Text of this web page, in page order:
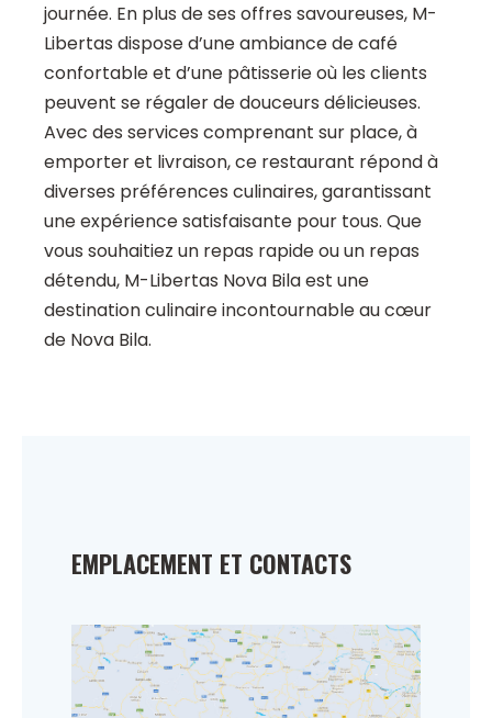
journée. En plus de ses offres savoureuses, M-
Libertas dispose d’une ambiance de café
confortable et d’une pâtisserie où les clients
peuvent se régaler de douceurs délicieuses.
Avec des services comprenant sur place, à
emporter et livraison, ce restaurant répond à
diverses préférences culinaires, garantissant
une expérience satisfaisante pour tous. Que
vous souhaitiez un repas rapide ou un repas
détendu, M-Libertas Nova Bila est une
destination culinaire incontournable au cœur
de Nova Bila.
EMPLACEMENT ET CONTACTS